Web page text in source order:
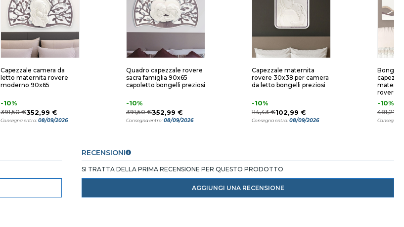
Capezzale camera da
letto maternita rovere
moderno 90x65
-10%
391,50 €352,99 €
Consegna entro:08/09/2026
Quadro capezzale rovere
sacra famiglia 90x65
capoletto bongelli preziosi
-10%
391,50 €352,99 €
Consegna entro:08/09/2026
Capezzale maternita
rovere 30x38 per camera
da letto bongelli preziosi
-10%
114,43 €102,99 €
Consegna entro:08/09/2026
Bongelli
rovere
-10%
481,27 €
Consegna
RECENSIONI
SI TRATTA DELLA PRIMA RECENSIONE PER QUESTO PRODOTTO
AGGIUNGI UNA RECENSIONE